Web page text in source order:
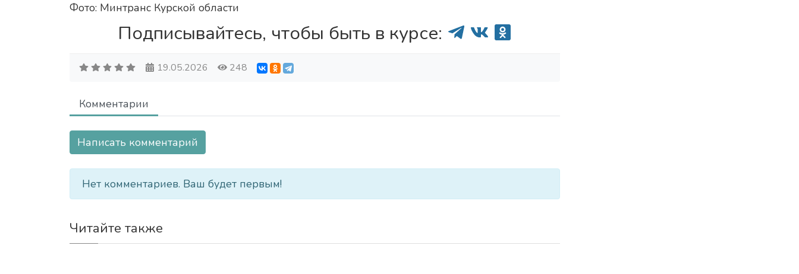
Фото: Минтранс Курской области
Подписывайтесь, чтобы быть в курсе:
19.05.2026 248
Комментарии
Написать комментарий
Нет комментариев. Ваш будет первым!
Читайте также